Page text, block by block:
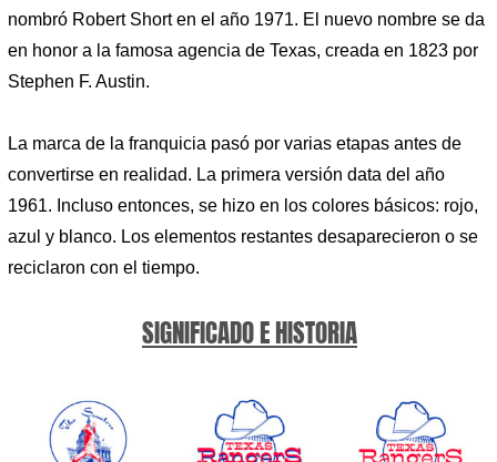
nombró Robert Short en el año 1971. El nuevo nombre se da
en honor a la famosa agencia de Texas, creada en 1823 por
Stephen F. Austin.
La marca de la franquicia pasó por varias etapas antes de
convertirse en realidad. La primera versión data del año
1961. Incluso entonces, se hizo en los colores básicos: rojo,
azul y blanco. Los elementos restantes desaparecieron o se
reciclaron con el tiempo.
SIGNIFICADO E HISTORIA